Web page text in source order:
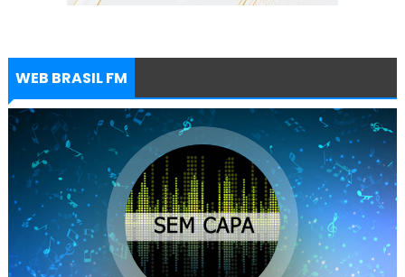
WEB BRASIL FM